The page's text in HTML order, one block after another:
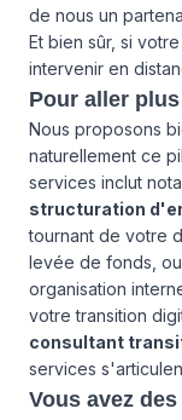
de nous un
Et bien sûr, si
intervenir en
Pour aller
Nous proposons
naturellement ce
services inclut
structuration
tournant de votre
levée de fonds,
organisation
votre transition
consultant
services
Vous avez